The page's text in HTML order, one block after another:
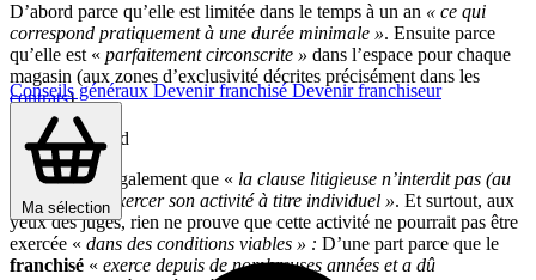
Conseils généraux Devenir franchisé Devenir franchiseur
Ma sélection
D’abord parce qu’elle est limitée dans le temps à un an « ce qui
correspond pratiquement à une durée minimale ». Ensuite parce
qu’elle est « parfaitement circonscrite » dans l’espace pour chaque
magasin (aux zones d’exclusivité décrites précisément dans les
contrats).
La cour note également que « la clause litigieuse n’interdit pas (au
franchisé)d’exercer son activité à titre individuel ». Et surtout, aux
yeux des juges, rien ne prouve que cette activité ne pourrait pas être
exercée « dans des conditions viables » : D’une part parce que le
franchisé « exerce depuis de nombreuses années et a dû